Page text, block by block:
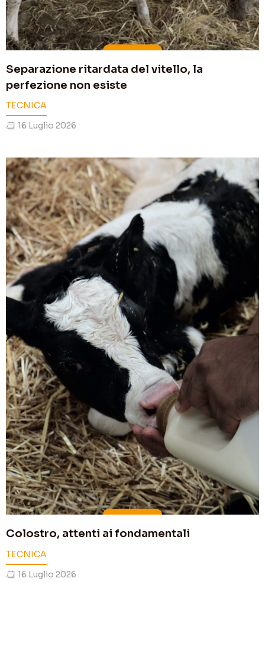
Separazione ritardata del vitello, la
perfezione non esiste
TECNICA
16 Luglio 2026
Colostro, attenti ai fondamentali
TECNICA
16 Luglio 2026